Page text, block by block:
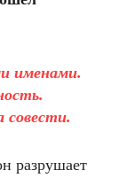
именами.
совести.
разрушает